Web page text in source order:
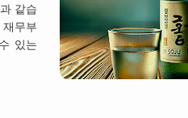
같습
무부
있는